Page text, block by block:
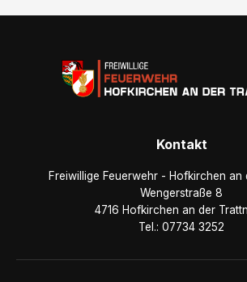
Kontakt
Freiwillige Feuerwehr - Hofkirchen an
Wengerstraße 8
4716 Hofkirchen an der
Tel.: 07734 3252